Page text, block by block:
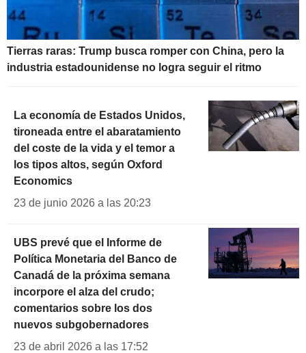
Tierras raras: Trump busca romper con China, pero la
industria estadounidense no logra seguir el ritmo
La economía de Estados Unidos,
tironeada entre el abaratamiento
del coste de la vida y el temor a
los tipos altos, según Oxford
Economics
23 de junio 2026 a las 20:23
UBS prevé que el Informe de
Política Monetaria del Banco de
Canadá de la próxima semana
incorpore el alza del crudo;
comentarios sobre los dos
nuevos subgobernadores
23 de abril 2026 a las 17:52